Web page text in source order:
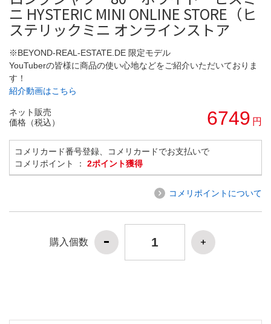
ニ HYSTERIC MINI ONLINE STORE（ヒ
ステリックミニ オンラインストア
※BEYOND-REAL-ESTATE.DE 限定モデル
YouTuberの皆様に商品の使い心地などをご紹介いただいておりま
す！
紹介動画はこちら
ネット販売
価格（税込）
6749 円
コメリカード番号登録、コメリカードでお支払いで
コメリポイント ： 2ポイント獲得
コメリポイントについて
購入個数